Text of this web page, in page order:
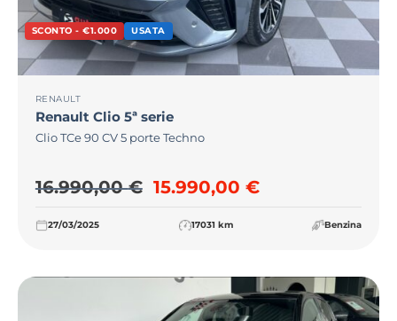
SCONTO - €1.000 USATA
RENAULT
Renault Clio 5ª serie
Clio TCe 90 CV 5 porte Techno
16.990,00€ Il prezzo originale era:
15.990,00 €Il prezzo
27/03/2025 17031 km Benzina